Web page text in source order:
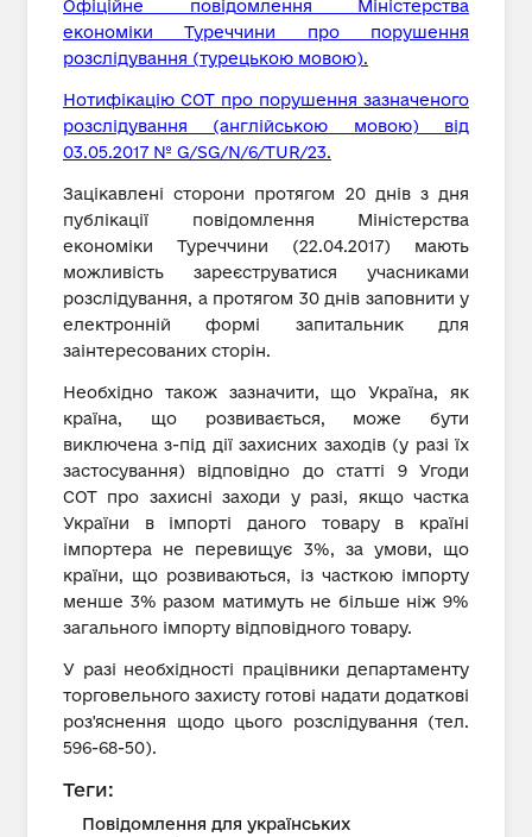
Офіційне повідомлення Міністерства
економіки Туреччини про порушення
розслідування (турецькою мовою).
Нотифікацію СОТ про порушення зазначеного
розслідування (англійською мовою) від
03.05.2017 № G/SG/N/6/TUR/23.
Зацікавлені сторони протягом 20 днів з дня
публікації повідомлення Міністерства
економіки Туреччини (22.04.2017) мають
можливість зареєструватися учасниками
розслідування, а протягом 30 днів заповнити у
електронній формі запитальник для
заінтересованих сторін.
Необхідно також зазначити, що Україна, як
країна, що розвивається, може бути
виключена з-під дії захисних заходів (у разі їх
застосування) відповідно до статті 9 Угоди
СОТ про захисні заходи у разі, якщо частка
України в імпорті даного товару в країні
імпортера не перевищує 3%, за умови, що
країни, що розвиваються, із часткою імпорту
менше 3% разом матимуть не більше ніж 9%
загального імпорту відповідного товару.
У разі необхідності працівники департаменту
торговельного захисту готові надати додаткові
роз'яснення щодо цього розслідування (тел.
596-68-50).
Теги:
Повідомлення для українських